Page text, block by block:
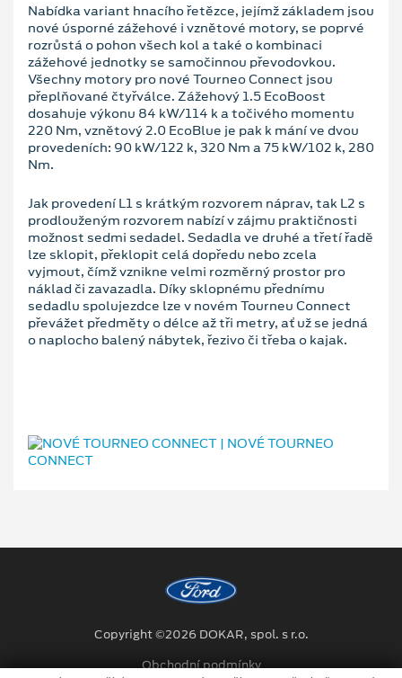
Nabídka variant hnacího řetězce, jejímž základem jsou
nové úsporné zážehové i vznětové motory, se poprvé
rozrůstá o pohon všech kol a také o kombinaci
zážehové jednotky se samočinnou převodovkou.
Všechny motory pro nové Tourneo Connect jsou
přeplňované čtyřválce. Zážehový 1.5 EcoBoost
dosahuje výkonu 84 kW/114 k a točivého momentu
220 Nm, vznětový 2.0 EcoBlue je pak k mání ve dvou
provedeních: 90 kW/122 k, 320 Nm a 75 kW/102 k, 280
Nm.
Jak provedení L1 s krátkým rozvorem náprav, tak L2 s
prodlouženým rozvorem nabízí v zájmu praktičnosti
možnost sedmi sedadel. Sedadla ve druhé a třetí řadě
lze sklopit, překlopit celá dopředu nebo zcela
vyjmout, čímž vznikne velmi rozměrný prostor pro
náklad či zavazadla. Díky sklopnému přednímu
sedadlu spolujezdce lze v novém Tourneu Connect
převážet předměty o délce až tři metry, ať už se jedná
o naplocho balený nábytek, řezivo či třeba o kajak.
Copyright ©2026 DOKAR, spol. s r.o.
Obchodní podmínky